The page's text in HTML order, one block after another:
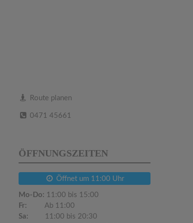
Route planen
0471 45661
ÖFFNUNGSZEITEN
Öffnet um 11:00 Uhr
Mo-Do: 11:00 bis 15:00
Fr:
Ab 11:00
Sa:
11:00 bis 20:30